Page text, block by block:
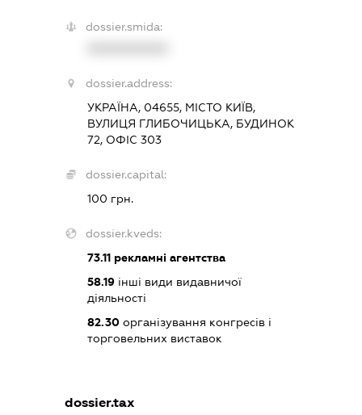
dossier.smida:
dossier.address:
УКРАЇНА, 04655, МІСТО КИЇВ,
ВУЛИЦЯ ГЛИБОЧИЦЬКА, БУДИНОК
72, ОФІС 303
dossier.capital:
100 грн.
dossier.kveds:
73.11 рекламні агентства
58.19 інші види видавничої
діяльності
82.30 організування конгресів і
торговельних виставок
dossier.tax